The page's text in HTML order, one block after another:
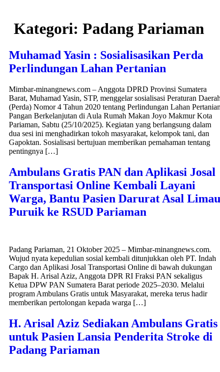
Kategori: Padang Pariaman
Muhamad Yasin : Sosialisasikan Perda
Perlindungan Lahan Pertanian
Mimbar-minangnews.com – Anggota DPRD Provinsi Sumatera
Barat, Muhamad Yasin, STP, menggelar sosialisasi Peraturan
(Perda) Nomor 4 Tahun 2020 tentang Perlindungan Lahan
Pangan Berkelanjutan di Aula Rumah Makan Joyo Makmur Kota
Pariaman, Sabtu (25/10/2025). Kegiatan yang berlangsung dalam
dua sesi ini menghadirkan tokoh masyarakat, kelompok tani, dan
Gapoktan. Sosialisasi bertujuan memberikan pemahaman tentang
pentingnya […]
Ambulans Gratis PAN dan Aplikasi Josal
Transportasi Online Kembali Layani
Warga, Bantu Pasien Darurat Asal Limau
Puruik ke RSUD Pariaman
Padang Pariaman, 21 Oktober 2025 – Mimbar-minangnews.com.
Wujud nyata kepedulian sosial kembali ditunjukkan oleh PT. Indah
Cargo dan Aplikasi Josal Transportasi Online di bawah dukungan
Bapak H. Arisal Aziz, Anggota DPR RI Fraksi PAN sekaligus
Ketua DPW PAN Sumatera Barat periode 2025–2030. Melalui
program Ambulans Gratis untuk Masyarakat, mereka terus hadir
memberikan pertolongan kepada warga […]
H. Arisal Aziz Sediakan Ambulans Gratis
untuk Pasien Lansia Penderita Stroke di
Padang Pariaman